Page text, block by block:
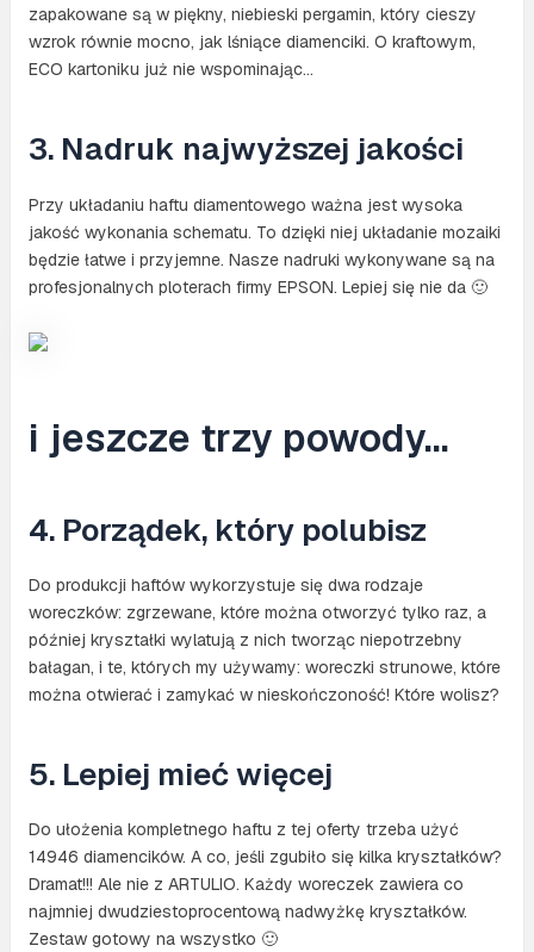
zapakowane są w piękny, niebieski pergamin, który cieszy
wzrok równie mocno, jak lśniące diamenciki. O kraftowym,
ECO kartoniku już nie wspominając…
3. Nadruk najwyższej jakości
Przy układaniu haftu diamentowego ważna jest wysoka
jakość wykonania schematu. To dzięki niej układanie mozaiki
będzie łatwe i przyjemne. Nasze nadruki wykonywane są na
profesjonalnych ploterach firmy EPSON. Lepiej się nie da 🙂
i jeszcze trzy powody…
4. Porządek, który polubisz
Do produkcji haftów wykorzystuje się dwa rodzaje
woreczków: zgrzewane, które można otworzyć tylko raz, a
później kryształki wylatują z nich tworząc niepotrzebny
bałagan, i te, których my używamy: woreczki strunowe, które
można otwierać i zamykać w nieskończoność! Które wolisz?
5. Lepiej mieć więcej
Do ułożenia kompletnego haftu z tej oferty trzeba użyć
14946 diamencików. A co, jeśli zgubiło się kilka kryształków?
Dramat!!! Ale nie z ARTULIO. Każdy woreczek zawiera co
najmniej dwudziestoprocentową nadwyżkę kryształków.
Zestaw gotowy na wszystko 🙂